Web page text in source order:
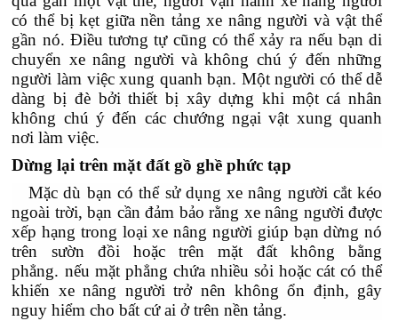
có thể bị kẹt giữa nền tảng xe nâng người và vật thể
gần nó. Điều tương tự cũng có thể xảy ra nếu bạn di
chuyển xe nâng người và không chú ý đến những
người làm việc xung quanh bạn. Một người có thể dễ
dàng bị đè bởi thiết bị xây dựng khi một cá nhân
không chú ý đến các chướng ngại vật xung quanh
nơi làm việc.
Dừng lại trên mặt đất gồ ghề phức tạp
Mặc dù bạn có thể sử dụng xe nâng người cắt kéo
ngoài trời, bạn cần đảm bảo rằng xe nâng người được
xếp hạng trong loại xe nâng người giúp bạn dừng nó
trên sườn đồi hoặc trên mặt đất không bằng
phẳng. nếu mặt phẳng chứa nhiều sỏi hoặc cát có thể
khiến xe nâng người trở nên không ổn định, gây
nguy hiểm cho bất cứ ai ở trên nền tảng.